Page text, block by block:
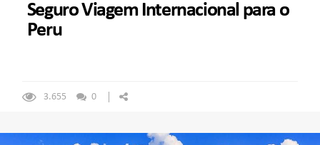
Seguro Viagem Internacional para o
Peru
3.655 0